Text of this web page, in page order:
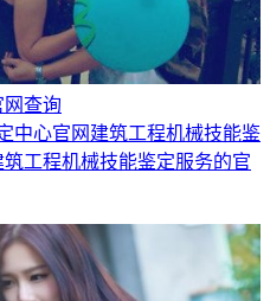
查询
中心官网建筑工程机械技能鉴
工程机械技能鉴定服务的官